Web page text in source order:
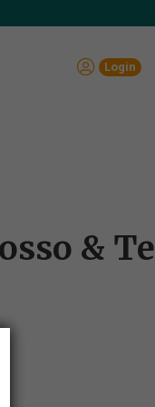
Login
&